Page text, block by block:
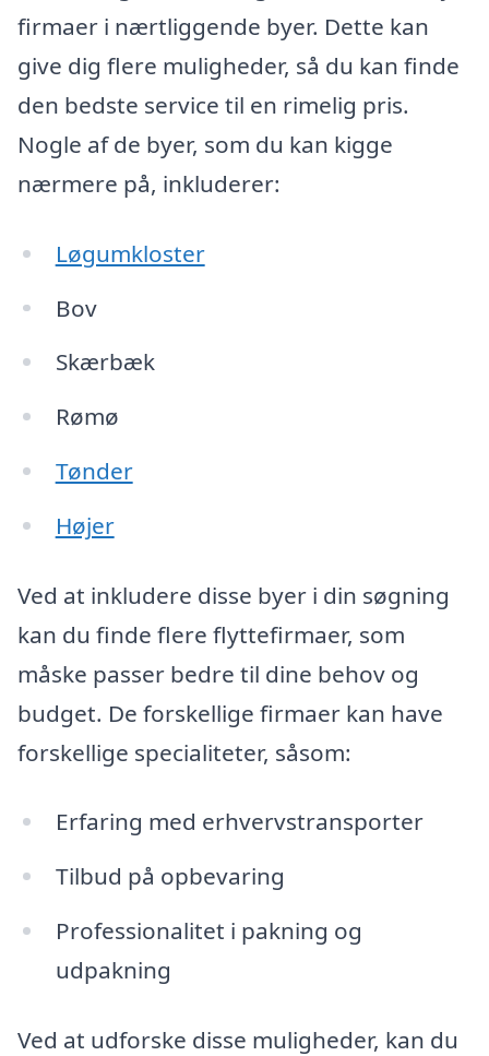
firmaer i nærtliggende byer. Dette kan
give dig flere muligheder, så du kan finde
den bedste service til en rimelig pris.
Nogle af de byer, som du kan kigge
nærmere på, inkluderer:
Løgumkloster
Bov
Skærbæk
Rømø
Tønder
Højer
Ved at inkludere disse byer i din søgning
kan du finde flere flyttefirmaer, som
måske passer bedre til dine behov og
budget. De forskellige firmaer kan have
forskellige specialiteter, såsom:
Erfaring med erhvervstransporter
Tilbud på opbevaring
Professionalitet i pakning og
udpakning
Ved at udforske disse muligheder, kan du